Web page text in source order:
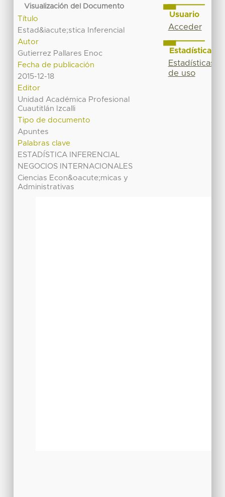
Visualización del Documento
Título
Estad&iacute;stica Inferencial
Autor
Gutierrez Pallares Enoc
Fecha de publicación
2015-12-18
Editor
Unidad Académica Profesional
Cuautitlán Izcalli
Tipo de documento
Apuntes
Palabras clave
ESTADÍSTICA INFERENCIAL
NEGOCIOS INTERNACIONALES
Ciencias Econ&oacute;micas y
Administrativas
Usuario
Acceder
Estadísticas
Estadísticas
de uso